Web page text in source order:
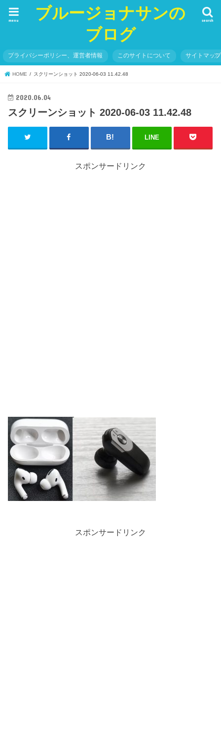
ブルージョナサンの
ブログ
search
menu
プライバシーポリシー、運営者情報 このサイトについて サイトマップ
HOME スクリーンショット 2020-06-03 11.42.48
2020.06.04
スクリーンショット 2020-06-03 11.42.48
LINE
スポンサードリンク
スポンサードリンク